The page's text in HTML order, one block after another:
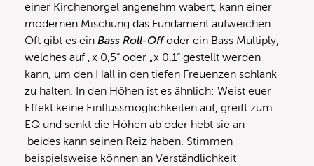
einer Kirchenorgel angenehm wabert, kann einer
modernen Mischung das Fundament aufweichen.
Oft gibt es ein Bass Roll-Offoder ein Bass Multiply,
welches auf „x 0,5“ oder „x 0,1“ gestellt werden
kann, um den Hall in den tiefen Freuenzen schlank
zu halten. In den Höhen ist es ähnlich: Weist euer
Effekt keine Einflussmöglichkeiten auf, greift zum
EQ und senkt die Höhen ab oder hebt sie an –
beides kann seinen Reiz haben. Stimmen
beispielsweise können an Verständlichkeit